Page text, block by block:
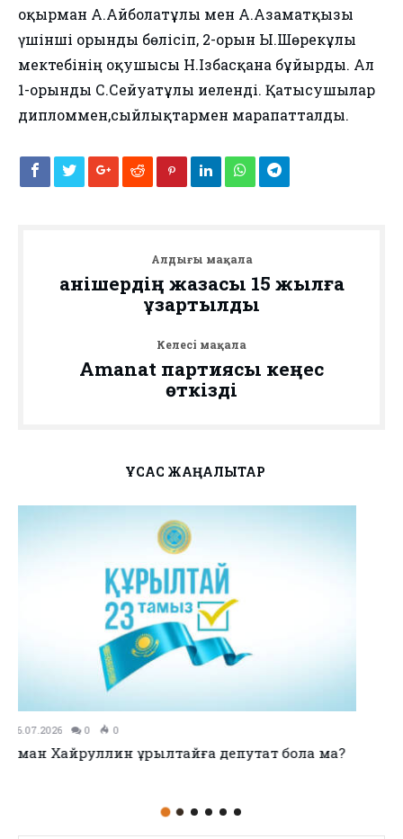
оқырман А.Айболатұлы мен А.Азаматқызы
үшінші орынды бөлісіп, 2-орын Ы.Шөрекұлы
мектебінің оқушысы Н.Ізбасқанға бұйырды. Ал
1-орынды С.Сейғуатұлы иеленді. Қатысушылар
дипломмен,сыйлықтармен марапатталды.
Алдыңғы мақала
Қанішердің жазасы 15 жылға
ұзартылды
Келесі мақала
Amanat партиясы кеңес
өткізді
ҰҚСАС ЖАҢАЛЫҚТАР
11.07.2026 0
no title